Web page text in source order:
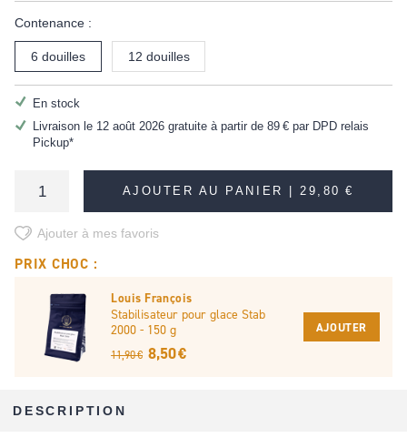
Contenance :
6 douilles 12 douilles
En stock
Livraison le 12 août 2026 gratuite à partir de 89 €par DPD relais
Pickup*
AJOUTER AU PANIER |29,80 €
Ajouter à mes favoris
PRIX CHOC :
Louis François
Stabilisateur pour glace Stab
2000 - 150 g
11,90 € 8,50 €
AJOUTER
DESCRIPTION